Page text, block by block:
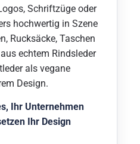
Schriftzüge oder
hochwertig in Szene
Rucksäcke, Taschen
echtem Rindsleder
als vegane
Design.
Ihr Unternehmen
Ihr Design